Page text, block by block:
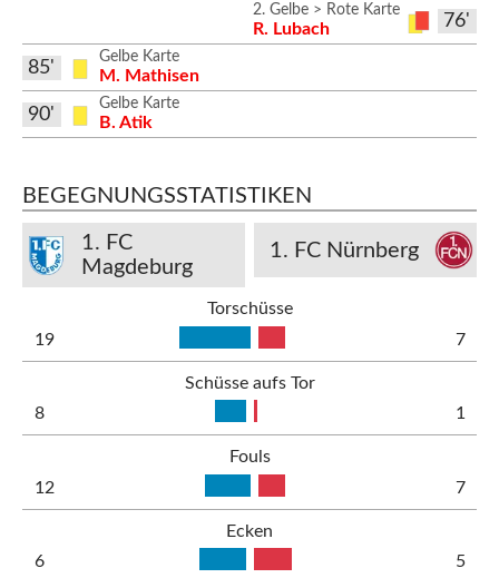
76'
2. Gelbe > Rote Karte
R. Lubach
Gelbe Karte
M. Mathisen
85'
Gelbe Karte
B. Atik
90'
BEGEGNUNGSSTATISTIKEN
1. FC
Magdeburg
1. FC Nürnberg
Torschüsse
19
7
Schüsse aufs Tor
8
1
Fouls
12
7
Ecken
6
5